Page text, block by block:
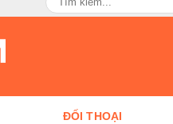
ĐỐI THOẠI